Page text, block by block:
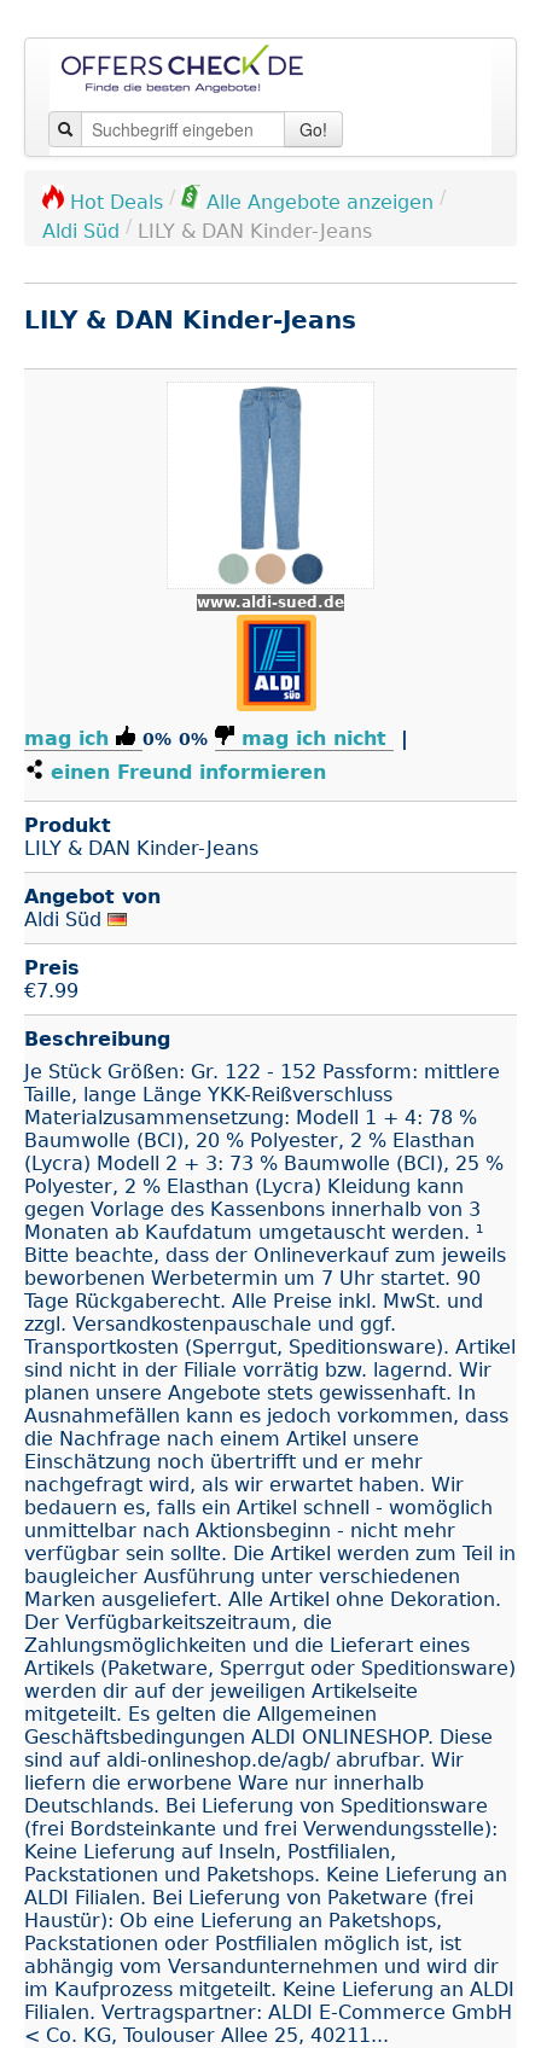
Go!
Hot Deals / Alle Angebote anzeigen /
Aldi Süd / LILY & DAN Kinder-Jeans
LILY & DAN Kinder-Jeans
www.aldi-sued.de
mag ich 0% 0% mag ich nicht
|
einen Freund informieren
Produkt
LILY & DAN Kinder-Jeans
Angebot von
Aldi Süd
Preis
€7.99
Beschreibung
Je Stück Größen: Gr. 122 - 152 Passform: mittlere
Taille, lange Länge YKK-Reißverschluss
Materialzusammensetzung: Modell 1 + 4: 78 %
Baumwolle (BCI), 20 % Polyester, 2 % Elasthan
(Lycra) Modell 2 + 3: 73 % Baumwolle (BCI), 25 %
Polyester, 2 % Elasthan (Lycra) Kleidung kann
gegen Vorlage des Kassenbons innerhalb von 3
Monaten ab Kaufdatum umgetauscht werden. ¹
Bitte beachte, dass der Onlineverkauf zum jeweils
beworbenen Werbetermin um 7 Uhr startet. 90
Tage Rückgaberecht. Alle Preise inkl. MwSt. und
zzgl. Versandkostenpauschale und ggf.
Transportkosten (Sperrgut, Speditionsware). Artikel
sind nicht in der Filiale vorrätig bzw. lagernd. Wir
planen unsere Angebote stets gewissenhaft. In
Ausnahmefällen kann es jedoch vorkommen, dass
die Nachfrage nach einem Artikel unsere
Einschätzung noch übertrifft und er mehr
nachgefragt wird, als wir erwartet haben. Wir
bedauern es, falls ein Artikel schnell - womöglich
unmittelbar nach Aktionsbeginn - nicht mehr
verfügbar sein sollte. Die Artikel werden zum Teil in
baugleicher Ausführung unter verschiedenen
Marken ausgeliefert. Alle Artikel ohne Dekoration.
Der Verfügbarkeitszeitraum, die
Zahlungsmöglichkeiten und die Lieferart eines
Artikels (Paketware, Sperrgut oder Speditionsware)
werden dir auf der jeweiligen Artikelseite
mitgeteilt. Es gelten die Allgemeinen
Geschäftsbedingungen ALDI ONLINESHOP. Diese
sind auf aldi-onlineshop.de/agb/ abrufbar. Wir
liefern die erworbene Ware nur innerhalb
Deutschlands. Bei Lieferung von Speditionsware
(frei Bordsteinkante und frei Verwendungsstelle):
Keine Lieferung auf Inseln, Postfilialen,
Packstationen und Paketshops. Keine Lieferung an
ALDI Filialen. Bei Lieferung von Paketware (frei
Haustür): Ob eine Lieferung an Paketshops,
Packstationen oder Postfilialen möglich ist, ist
abhängig vom Versandunternehmen und wird dir
im Kaufprozess mitgeteilt. Keine Lieferung an ALDI
Filialen. Vertragspartner: ALDI E-Commerce GmbH
< Co. KG, Toulouser Allee 25, 40211...